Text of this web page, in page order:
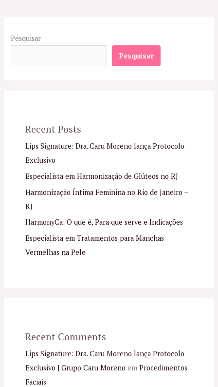
Pesquisar
Pesquisar
Recent Posts
Lips Signature: Dra. Caru Moreno lança Protocolo
Exclusivo
Especialista em Harmonização de Glúteos no RJ
Harmonização Íntima Feminina no Rio de Janeiro –
RJ
HarmonyCa: O que é, Para que serve e Indicações
Especialista em Tratamentos para Manchas
Vermelhas na Pele
Recent Comments
Lips Signature: Dra. Caru Moreno lança Protocolo
Exclusivo | Grupo Caru Moreno em Procedimentos
Faciais